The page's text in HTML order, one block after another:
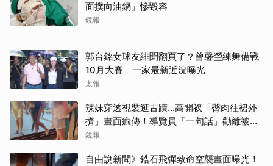
面撲向油鍋」慘毀容
鏡報
郭台銘女球友緋聞翻頁了？曾馨瑩練舞備戰
10月大賽 一家最新近況曝光
太報
辣妹穿透視裝逛古蹟…高開衩「臀肉往裙外
擠」畫面瘋傳！導覽員「一句話」勸離被狂
讚
鏡報
自由說新聞》鋯石飛彈致命空襲畫面曝光！